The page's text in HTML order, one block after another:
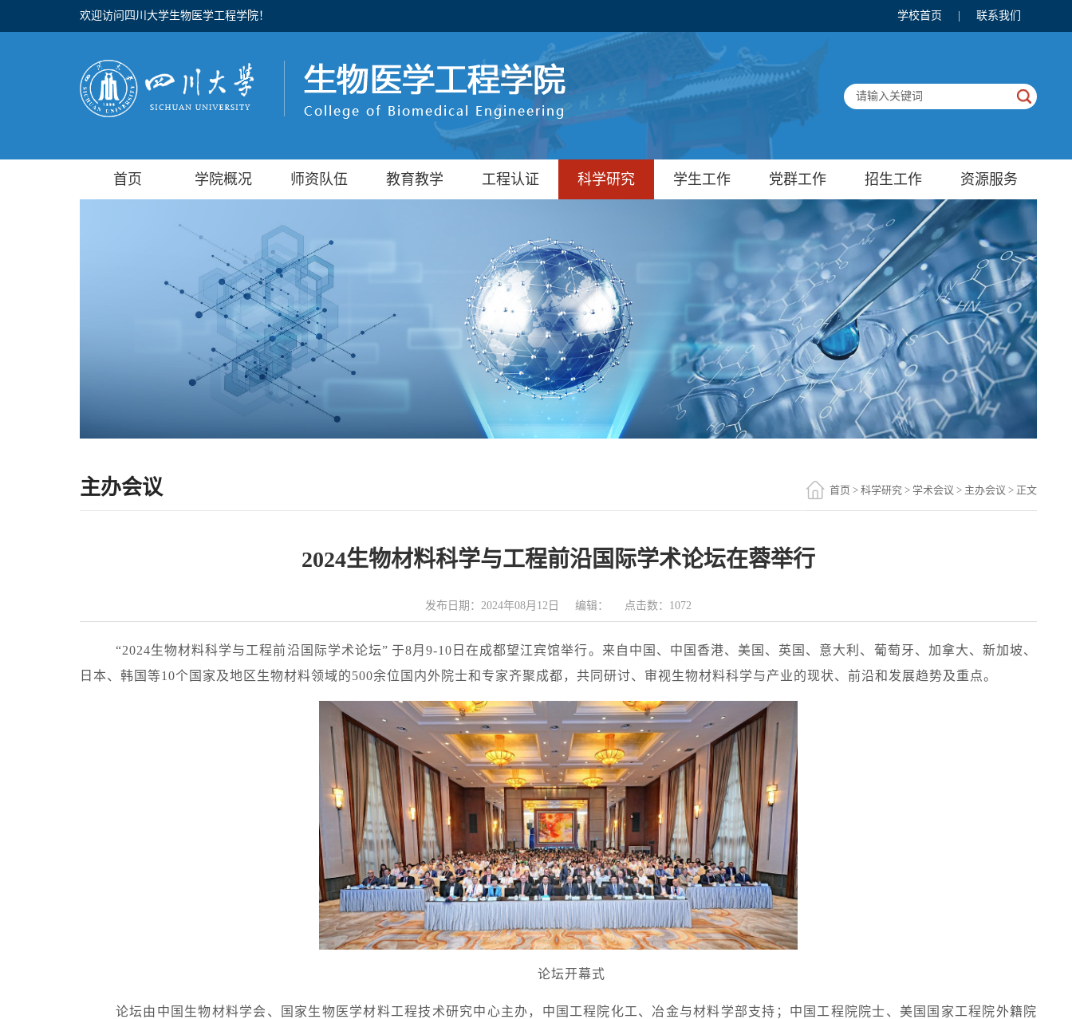
欢迎访问四川大学生物医学工程学院！ 学校首页 联系我们
首页 学院概况 师资队伍 教育教学 工程认证 科学研究 学生工作 党群工作 招生工作 资源服务
主办会议 首页 > 科学研究 > 学术会议 > 主办会议 > 正文
2024生物材料科学与工程前沿国际学术论坛在蓉举行
发布日期：2024年08月12日 编辑： 点击数： 1072
“2024生物材料科学与工程前沿国际学术论坛” 于8月9-10日在成都望江宾馆举行。来自中国、中国香港、美国、英国、意大利、葡萄牙、加拿大、新加坡、
日本、韩国等10个国家及地区生物材料领域的500余位国内外院士和专家齐聚成都，共同研讨、审视生物材料科学与产业的现状、前沿和发展趋势及重点。
论坛开幕式
论坛由中国生物材料学会、国家生物医学材料工程技术研究中心主办，中国工程院化工、冶金与材料学部支持；中国工程院院士、美国国家工程院外籍院